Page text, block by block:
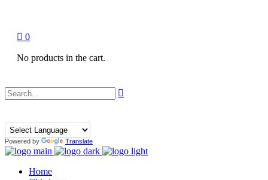
0
No products in the cart.
Powered by Translate
Home